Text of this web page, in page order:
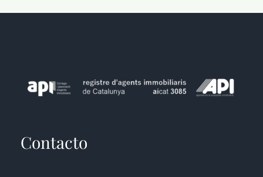
Contacto